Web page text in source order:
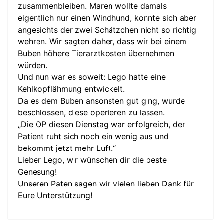
zusammenbleiben. Maren wollte damals
eigentlich nur einen Windhund, konnte sich aber
angesichts der zwei Schätzchen nicht so richtig
wehren. Wir sagten daher, dass wir bei einem
Buben höhere Tierarztkosten übernehmen
würden.
Und nun war es soweit: Lego hatte eine
Kehlkopflähmung entwickelt.
Da es dem Buben ansonsten gut ging, wurde
beschlossen, diese operieren zu lassen.
„Die OP diesen Dienstag war erfolgreich, der
Patient ruht sich noch ein wenig aus und
bekommt jetzt mehr Luft.“
Lieber Lego, wir wünschen dir die beste
Genesung!
Unseren Paten sagen wir vielen lieben Dank für
Eure Unterstützung!